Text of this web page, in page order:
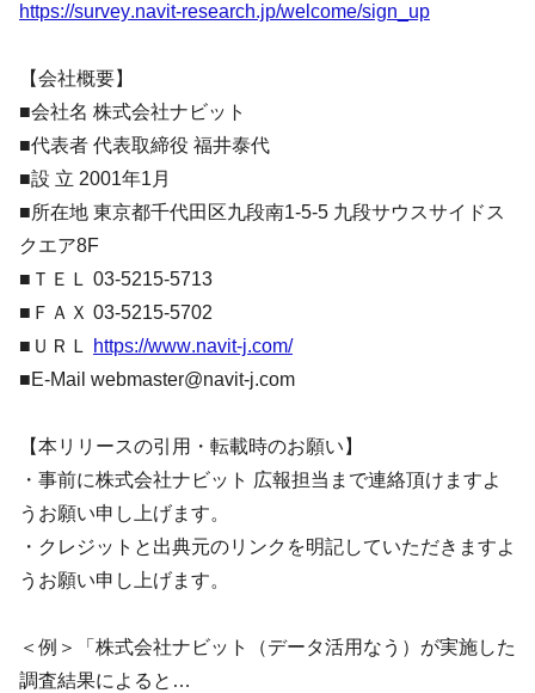
https://survey.navit-research.jp/welcome/sign_up
【会社概要】
■会社名 株式会社ナビット
■代表者 代表取締役 福井泰代
■設 立 2001年1月
■所在地 東京都千代田区九段南1-5-5 九段サウスサイドス
クエア8F
■ＴＥＬ 03-5215-5713
■ＦＡＸ 03-5215-5702
■ＵＲＬ
https://www.navit-j.com/
■E-Mail webmaster@navit-j.com
【本リリースの引用・転載時のお願い】
・事前に株式会社ナビット 広報担当まで連絡頂けますよ
うお願い申し上げます。
・クレジットと出典元のリンクを明記していただきますよ
うお願い申し上げます。
＜例＞「株式会社ナビット（データ活用なう）が実施した
調査結果によると…